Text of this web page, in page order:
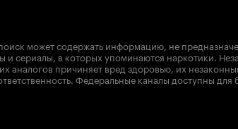
может содержать информацию, не
и сериалы, в которых упоминаются наркотики.
аналогов причиняет вред здоровью, их
Федеральные каналы доступны